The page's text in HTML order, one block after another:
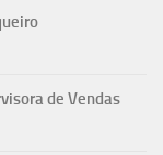
de Vendas